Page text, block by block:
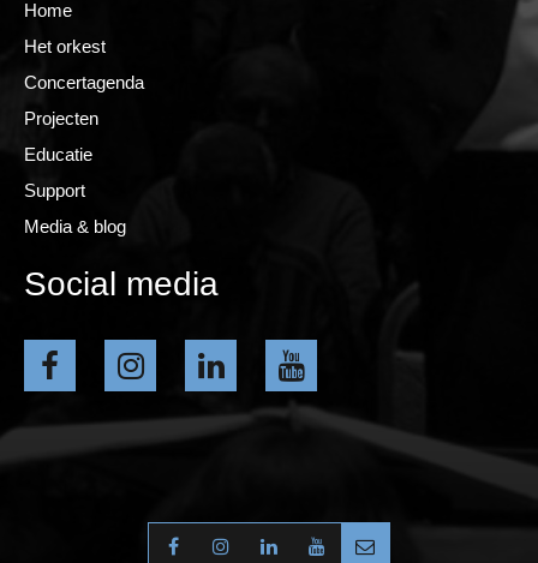
Home
Het orkest
Concertagenda
Projecten
Educatie
Support
Media & blog
Social media